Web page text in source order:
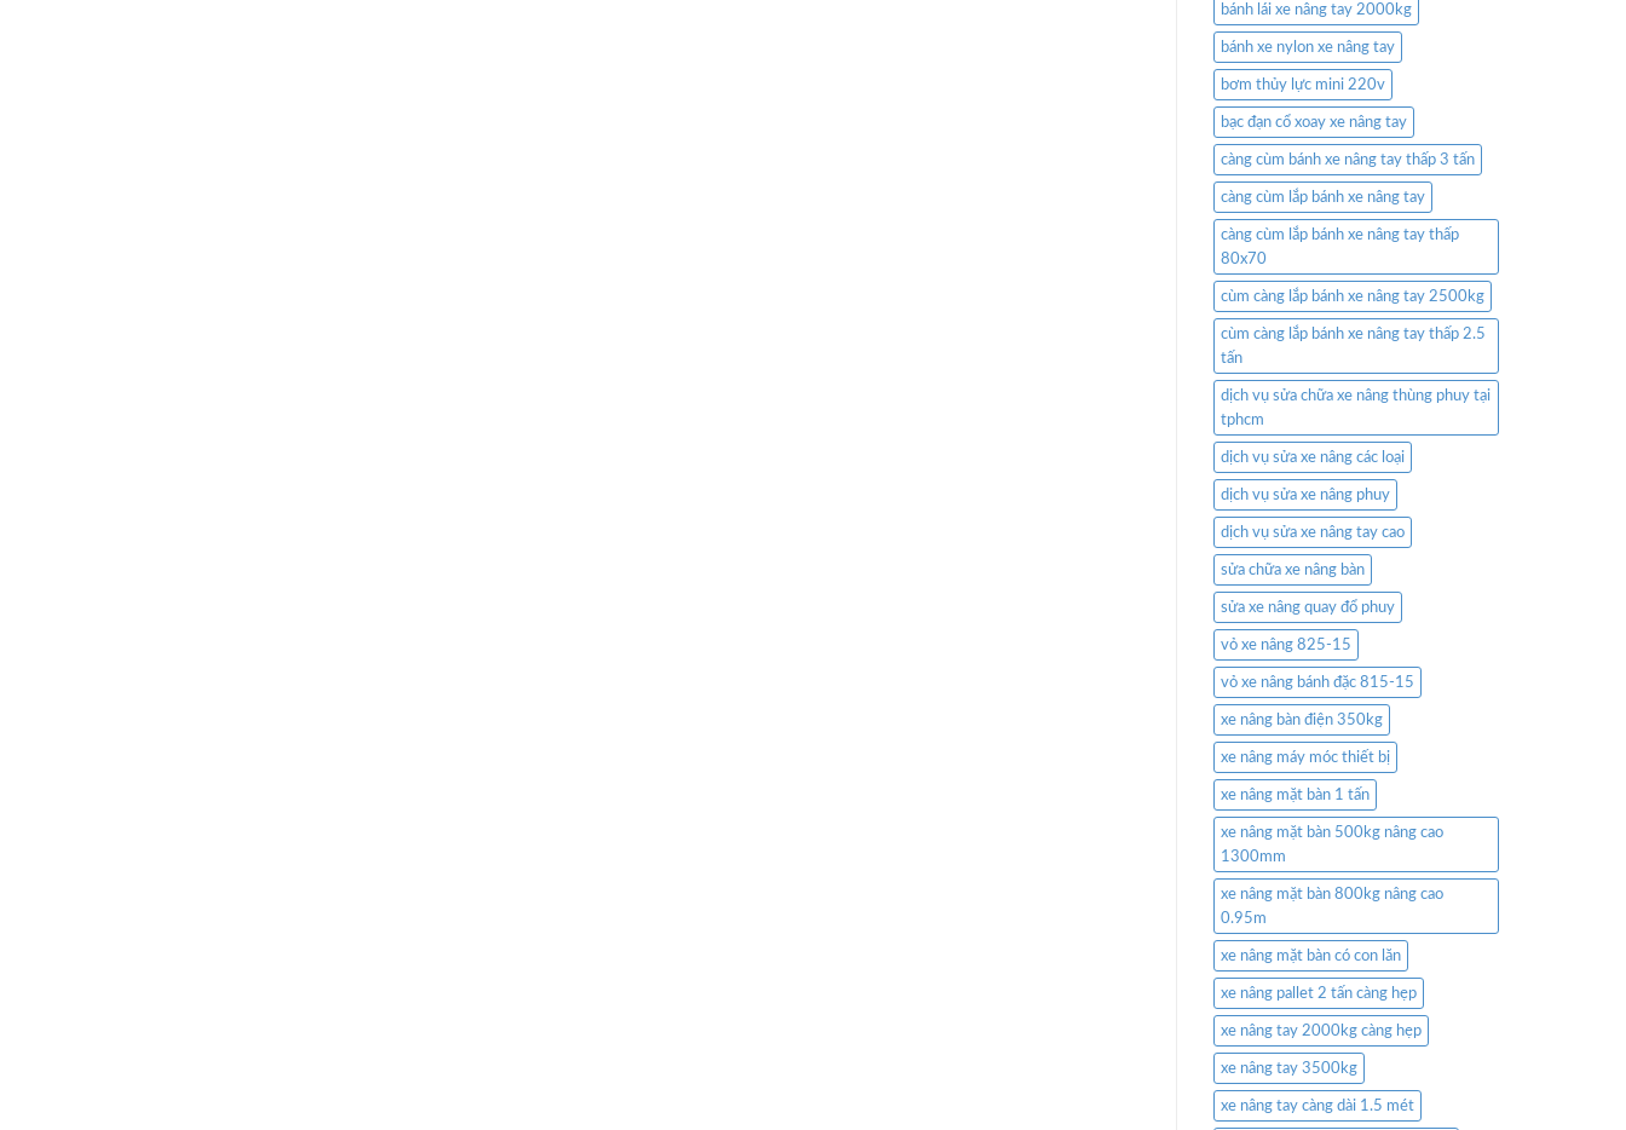
bánh lái xe nâng tay 2000kg
bánh xe nylon xe nâng tay
bơm thủy lực mini 220v
bạc đạn cổ xoay xe nâng tay
càng cùm bánh xe nâng tay thấp 3 tấn
càng cùm lắp bánh xe nâng tay
càng cùm lắp bánh xe nâng tay thấp
80x70
cùm càng lắp bánh xe nâng tay 2500kg
cùm càng lắp bánh xe nâng tay thấp 2.5
tấn
dịch vụ sửa chữa xe nâng thùng phuy tại
tphcm
dịch vụ sửa xe nâng các loại
dịch vụ sửa xe nâng phuy
dịch vụ sửa xe nâng tay cao
sửa chữa xe nâng bàn
sửa xe nâng quay đổ phuy
vỏ xe nâng 825-15
vỏ xe nâng bánh đặc 815-15
xe nâng bàn điện 350kg
xe nâng máy móc thiết bị
xe nâng mặt bàn 1 tấn
xe nâng mặt bàn 500kg nâng cao
1300mm
xe nâng mặt bàn 800kg nâng cao
0.95m
xe nâng mặt bàn có con lăn
xe nâng pallet 2 tấn càng hẹp
xe nâng tay 2000kg càng hẹp
xe nâng tay 3500kg
xe nâng tay càng dài 1.5 mét